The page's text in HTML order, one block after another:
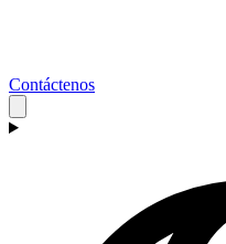
Contáctenos